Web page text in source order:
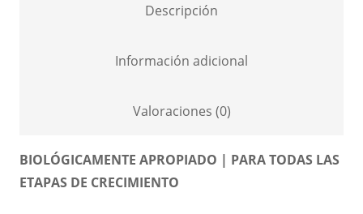
Descripción
Información adicional
Valoraciones (0)
BIOLÓGICAMENTE APROPIADO | PARA TODAS LAS
ETAPAS DE CRECIMIENTO